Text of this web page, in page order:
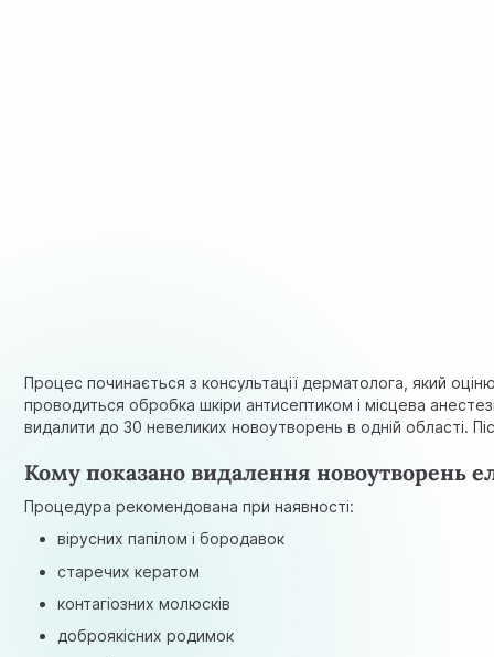
Процес починається з консультації дерматолога, який
проводиться обробка шкіри антисептиком і місцева
видалити до 30 невеликих новоутворень в одній області.
Кому показано видалення новоутворень
Процедура рекомендована при наявності:
вірусних папілом і бородавок
старечих кератом
контагіозних молюсків
доброякісних родимок